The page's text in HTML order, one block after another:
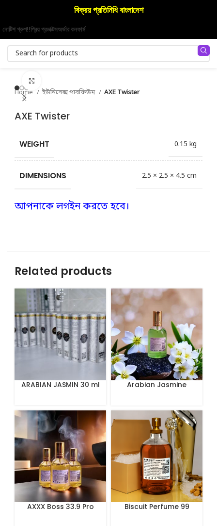
বিক্রয় প্রতিনিধি বাংলাদেশ
নোটিশ গ্রুপ!!প্রিয় প্রডাক্টসঅর্ডার কনফার্ম
Home ইউনিসেক্স পারফিউম AXE Twister
AXE Twister
WEIGHT 0.15 kg
DIMENSIONS 2.5 × 2.5 × 4.5 cm
আপনাকে লগইন করতে হবে।
Related products
ARABIAN JASMIN 30 ml
Arabian Jasmine
AXXX Boss 33.9 Pro
Biscuit Perfume 99